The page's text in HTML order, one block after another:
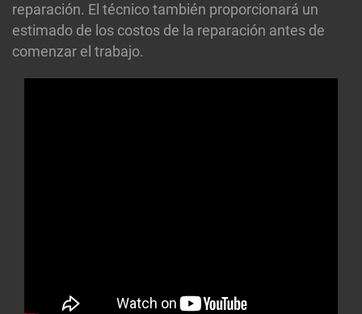
reparación. El técnico también proporcionará un
estimado de los costos de la reparación antes de
comenzar el trabajo.